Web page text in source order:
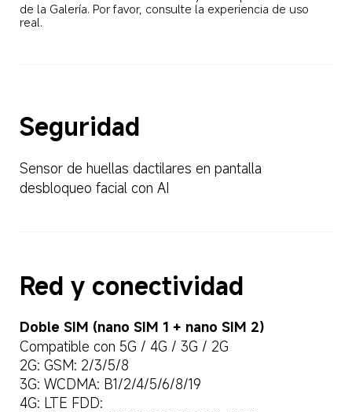
de la Galería. Por favor, consulte la experiencia de uso
real.
Seguridad
Sensor de huellas dactilares en pantalla
desbloqueo facial con AI
Red y conectividad
Doble SIM (nano SIM 1 + nano SIM 2)
Compatible con 5G / 4G / 3G / 2G
2G: GSM: 2/3/5/8
3G: WCDMA: B1/2/4/5/6/8/19
4G: LTE FDD: